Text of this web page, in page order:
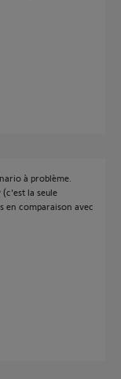
à problème.
la seule
en comparaison avec